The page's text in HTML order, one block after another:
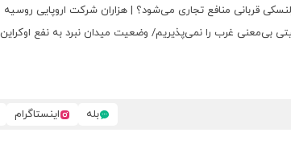
قربانی منافع تجاری می‌شود؟ | هزاران شرکت اروپایی روسیه
بی‌معنی غرب را نمی‌پذیریم/ وضعیت میدان نبرد به نفع
بله اینستاگرام